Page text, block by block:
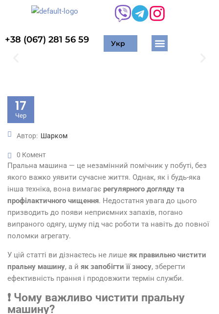
+38 (067) 281 56 59 Укр
17
Чер
Автор: Шарком
0 Комент
Пральна машина — це незамінний помічник у побуті, без
якого важко уявити сучасне життя. Однак, як і будь-яка
інша техніка, вона вимагає регулярного догляду та
профілактичного чищення. Недостатня увага до цього
призводить до появи неприємних запахів, погано
випраного одягу, шуму під час роботи та навіть до повної
поломки агрегату.
У цій статті ви дізнаєтесь не лише як правильно чистити
пральну машину, а й як запобігти її зносу, зберегти
ефективність прання і продовжити термін служби.
❗ Чому важливо чистити пральну
машину?